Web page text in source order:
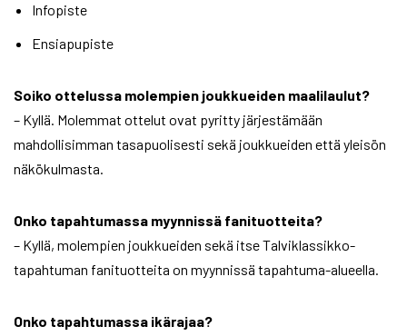
Infopiste
Ensiapupiste
Soiko ottelussa molempien joukkueiden maalilaulut?
– Kyllä. Molemmat ottelut ovat pyritty järjestämään
mahdollisimman tasapuolisesti sekä joukkueiden että yleisön
näkökulmasta.
Onko tapahtumassa myynnissä fanituotteita?
– Kyllä, molempien joukkueiden sekä itse Talviklassikko-
tapahtuman fanituotteita on myynnissä tapahtuma-alueella.
Onko tapahtumassa ikärajaa?